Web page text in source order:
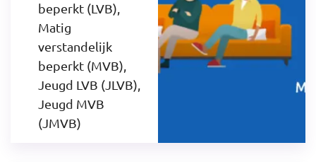
beperkt (LVB),
Matig
verstandelijk
beperkt (MVB),
Jeugd LVB (JLVB),
Jeugd MVB
(JMVB)